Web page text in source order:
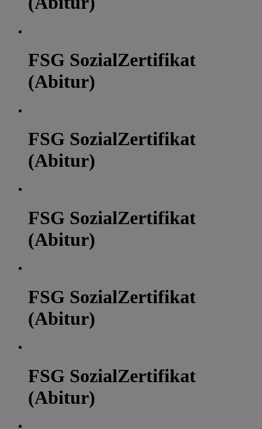
FSG SozialZertifikat
(Abitur)
FSG SozialZertifikat
(Abitur)
FSG SozialZertifikat
(Abitur)
FSG SozialZertifikat
(Abitur)
FSG SozialZertifikat
(Abitur)